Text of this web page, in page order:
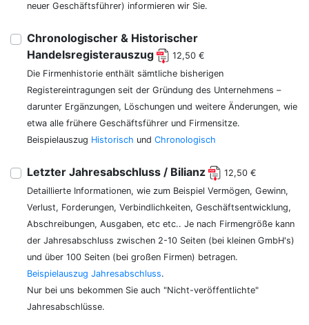
neuer Geschäftsführer) informieren wir Sie.
Chronologischer & Historischer
Handelsregisterauszug
12,50 €
Die Firmenhistorie enthält sämtliche bisherigen
Registereintragungen seit der Gründung des Unternehmens –
darunter Ergänzungen, Löschungen und weitere Änderungen, wie
etwa alle frühere Geschäftsführer und Firmensitze.
Beispielauszug Historisch und Chronologisch
Letzter Jahresabschluss / Bilianz
12,50 €
Detaillierte Informationen, wie zum Beispiel Vermögen, Gewinn,
Verlust, Forderungen, Verbindlichkeiten, Geschäftsentwicklung,
Abschreibungen, Ausgaben, etc etc.. Je nach Firmengröße kann
der Jahresabschluss zwischen 2-10 Seiten (bei kleinen GmbH's)
und über 100 Seiten (bei großen Firmen) betragen.
Beispielauszug Jahresabschluss.
Nur bei uns bekommen Sie auch "Nicht-veröffentlichte"
Jahresabschlüsse.